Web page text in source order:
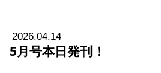
2026.04.14
5月号本日発刊！